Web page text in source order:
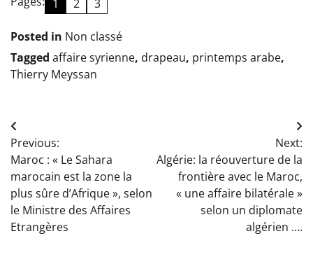
1 2 3
Posted in Non classé
Tagged affaire syrienne, drapeau, printemps arabe,
Thierry Meyssan
Navigation
de
l’article
Previous:
Maroc : « Le Sahara
marocain est la zone la
plus sûre d’Afrique », selon
le Ministre des Affaires
Etrangères
Next:
Algérie: la réouverture de la
frontière avec le Maroc,
« une affaire bilatérale »
selon un diplomate
algérien ….